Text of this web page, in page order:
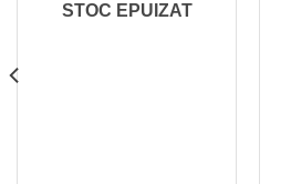
STOC EPUIZAT